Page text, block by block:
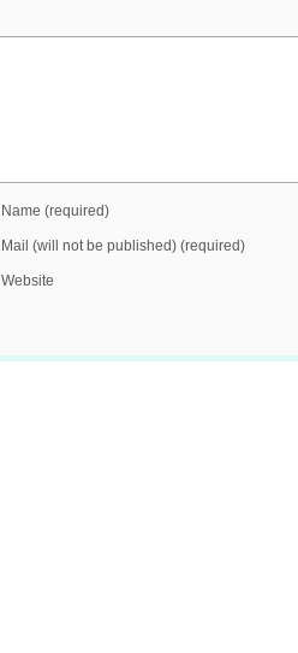
Name (required)
Mail (will not be published) (required)
Website